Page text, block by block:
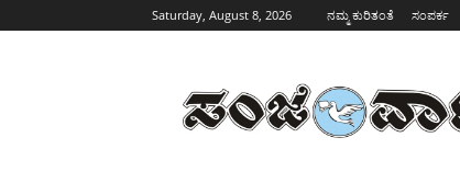
Saturday, August 8, 2026 ನಮ್ಮ ಕುರಿತಂತೆ ಸಂಪರ್ಕ